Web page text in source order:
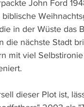
John Ford
biblische
in der Wüste das
die nächste Stadt
mit viel
dieser Plot ist,